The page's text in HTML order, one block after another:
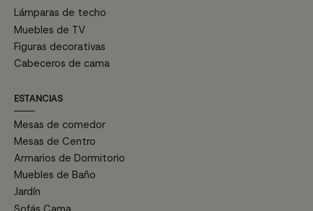
Lámparas de techo
Muebles de TV
Figuras decorativas
Cabeceros de cama
ESTANCIAS
Mesas de comedor
Mesas de Centro
Armarios de Dormitorio
Muebles de Baño
Jardín